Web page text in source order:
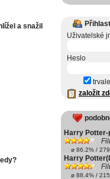
a snažil
Uživatelské
Heslo
trvale
založit
Harry
ø 86.2% /
Harry
ø 88.4% /